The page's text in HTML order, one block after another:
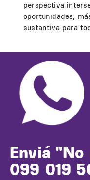
perspectiva
oportunidades,
sustantiva para
Enviá
099 019